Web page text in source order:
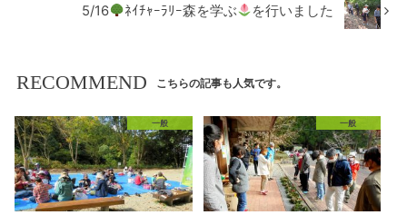
5/16 ﾈｲﾁｬｰﾗﾘｰ森を学ぶ を行いました
RECOMMEND こちらの記事も人気です。
一般 一般